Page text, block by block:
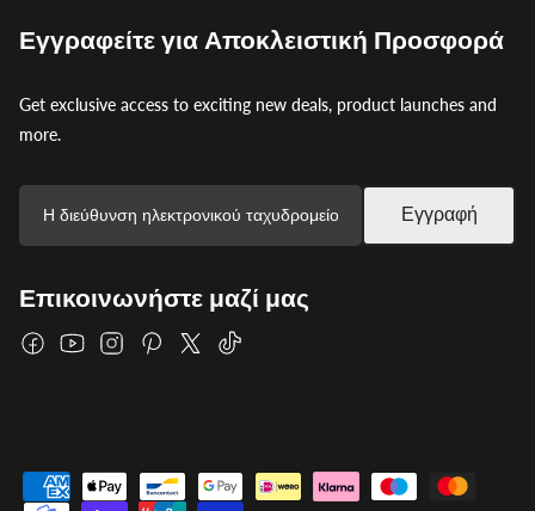
Εγγραφείτε για Αποκλειστική Προσφορά
Get exclusive access to exciting new deals, product launches and
more.
Εγγραφή
Επικοινωνήστε μαζί μας
Facebook
YouTubeInstagram
PinterestTwitterTikTok